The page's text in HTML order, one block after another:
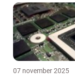
07 november 2025